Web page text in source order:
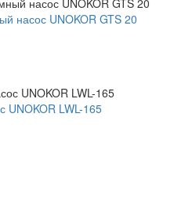
насос UNOKOR GTS 20
UNOKOR LWL-165